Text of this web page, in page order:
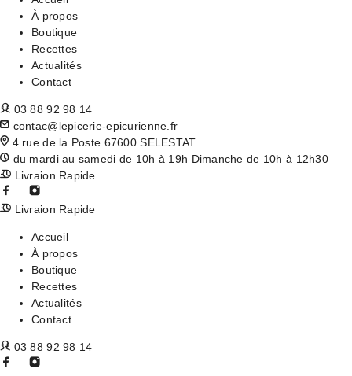
À propos
Boutique
Recettes
Actualités
Contact
03 88 92 98 14
contac@lepicerie-epicurienne.fr
4 rue de la Poste 67600 SELESTAT
du mardi au samedi de 10h à 19h Dimanche de 10h à 12h30
Livraion Rapide
Livraion Rapide
Accueil
À propos
Boutique
Recettes
Actualités
Contact
03 88 92 98 14